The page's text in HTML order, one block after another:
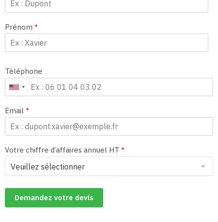
Prénom *
Téléphone
Email *
Votre chiffre d’affaires annuel HT *
Demandez votre devis